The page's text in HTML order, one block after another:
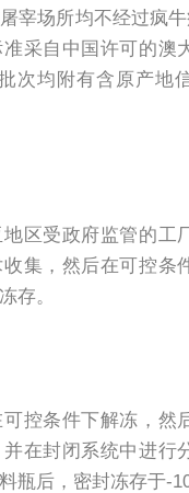
宰场所均不经过疯
采自中国许可的澳
次均附有含原产地
区受政府监管的工
集，然后在可控条
存。
控条件下解冻，然
在封闭系统中进行
瓶后，密封冻存于-